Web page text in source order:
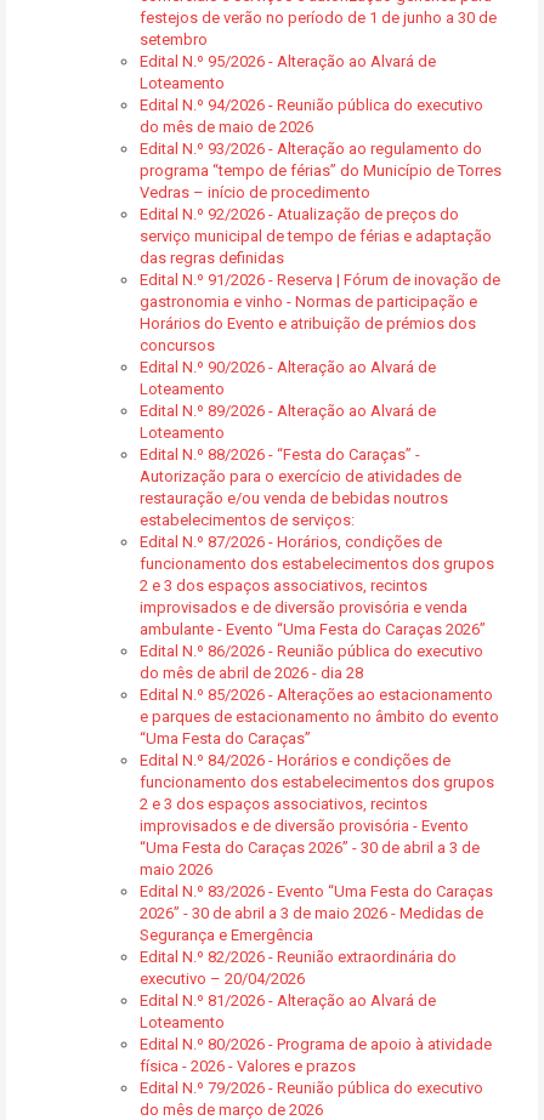
festejos de verão no período de 1 de junho a 30 de
setembro
Edital N.º 95/2026 - Alteração ao Alvará de
Loteamento
Edital N.º 94/2026 - Reunião pública do executivo
do mês de maio de 2026
Edital N.º 93/2026 - Alteração ao regulamento do
programa “tempo de férias” do Município de Torres
Vedras – início de procedimento
Edital N.º 92/2026 - Atualização de preços do
serviço municipal de tempo de férias e adaptação
das regras definidas
Edital N.º 91/2026 - Reserva | Fórum de inovação de
gastronomia e vinho - Normas de participação e
Horários do Evento e atribuição de prémios dos
concursos
Edital N.º 90/2026 - Alteração ao Alvará de
Loteamento
Edital N.º 89/2026 - Alteração ao Alvará de
Loteamento
Edital N.º 88/2026 - “Festa do Caraças” -
Autorização para o exercício de atividades de
restauração e/ou venda de bebidas noutros
estabelecimentos de serviços:
Edital N.º 87/2026 - Horários, condições de
funcionamento dos estabelecimentos dos grupos
2 e 3 dos espaços associativos, recintos
improvisados e de diversão provisória e venda
ambulante - Evento “Uma Festa do Caraças 2026”
Edital N.º 86/2026 - Reunião pública do executivo
do mês de abril de 2026 - dia 28
Edital N.º 85/2026 - Alterações ao estacionamento
e parques de estacionamento no âmbito do evento
“Uma Festa do Caraças”
Edital N.º 84/2026 - Horários e condições de
funcionamento dos estabelecimentos dos grupos
2 e 3 dos espaços associativos, recintos
improvisados e de diversão provisória - Evento
“Uma Festa do Caraças 2026” - 30 de abril a 3 de
maio 2026
Edital N.º 83/2026 - Evento “Uma Festa do Caraças
2026” - 30 de abril a 3 de maio 2026 - Medidas de
Segurança e Emergência
Edital N.º 82/2026 - Reunião extraordinária do
executivo – 20/04/2026
Edital N.º 81/2026 - Alteração ao Alvará de
Loteamento
Edital N.º 80/2026 - Programa de apoio à atividade
física - 2026 - Valores e prazos
Edital N.º 79/2026 - Reunião pública do executivo
do mês de março de 2026